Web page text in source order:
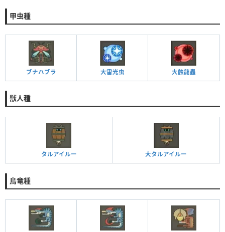
甲虫種
ブナハブラ 大雷光虫 大蝕龍蟲
獣人種
タルアイルー 大タルアイルー
鳥竜種